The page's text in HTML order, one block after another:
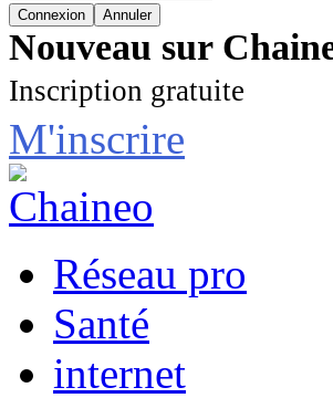
Nouveau sur
Inscription gratuite
M'inscrire
Réseau pro
Santé
internet